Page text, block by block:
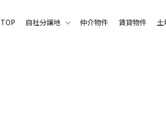
TOP ⾃社分譲地 仲介物件 賃貸物件 土